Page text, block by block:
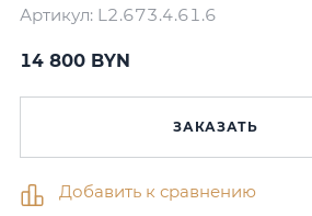
Артикул: L2.673.4.61.6
14 800 BYN
ЗАКАЗАТЬ
Добавить к сравнению